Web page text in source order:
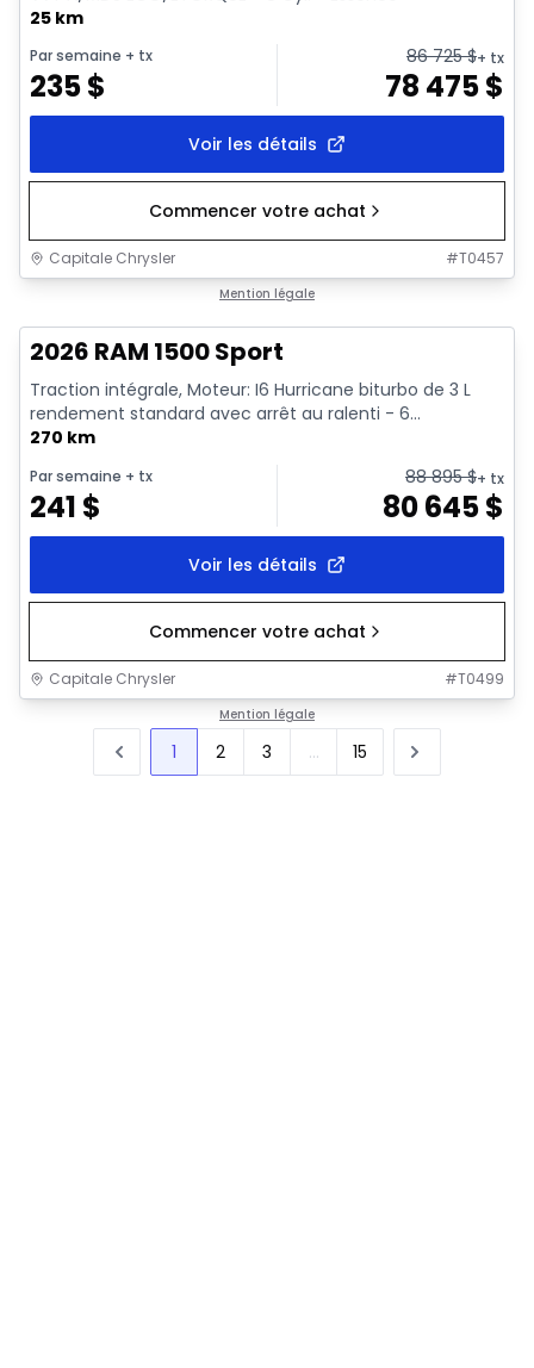
25 km
Par semaine + tx
235$
86 725$+ tx
78 475$
Voir les détails
Commencer votre achat
Capitale Chrysler #T0457
Mention légale
2026 RAM 1500 Sport
Traction intégrale, Moteur: I6 Hurricane biturbo de 3 L
rendement standard avec arrêt au ralenti - 6...
270 km
Par semaine + tx
241 $
88 895$+ tx
80 645$
Voir les détails
Commencer votre achat
Capitale Chrysler #T0499
Mention légale
1 2 3 ... 15